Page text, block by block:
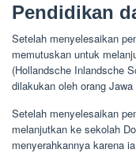
Pendidikan
Setelah menyelesaikan
memutuskan untuk
(Hollandsche Inlandsche
dilakukan oleh orang
Setelah menyelesaikan
melanjutkan ke sekolah
menyerahkannya karena